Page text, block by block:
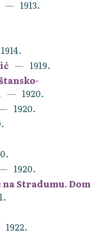
1913.
1914.
1919.
1920.
1920.
1920.
Stradumu. Dom
1922.